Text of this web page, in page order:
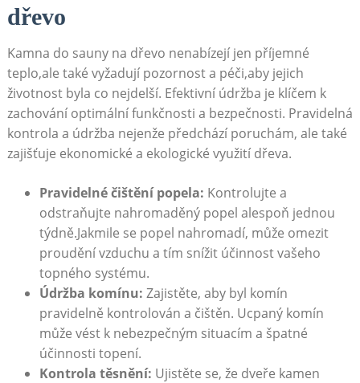
dřevo
Kamna do sauny na dřevo nenabízejí jen příjemné
teplo,ale také vyžadují pozornost a péči,aby jejich
životnost byla co nejdelší. Efektivní údržba je klíčem k
zachování optimální funkčnosti a bezpečnosti. Pravidelná
kontrola a údržba nejenže předchází poruchám, ale také
zajišťuje ekonomické a ekologické využití dřeva.
Pravidelné čištění popela: Kontrolujte a
odstraňujte nahromaděný popel alespoň jednou
týdně.Jakmile se popel nahromadí, může omezit
proudění vzduchu a tím snížit účinnost vašeho
topného systému.
Údržba komínu: Zajistěte, aby byl komín
pravidelně kontrolován a čištěn. Ucpaný komín
může vést k nebezpečným situacím a špatné
účinnosti topení.
Kontrola těsnění: Ujistěte se, že dveře kamen